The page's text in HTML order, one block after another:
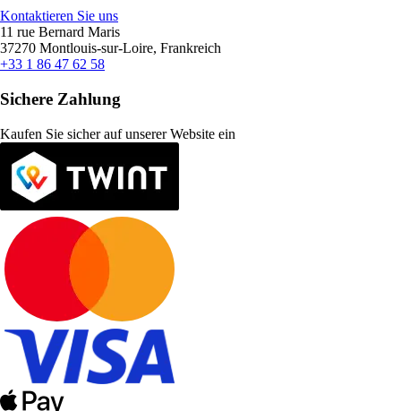
Kontaktieren Sie uns
11 rue Bernard Maris
37270 Montlouis-sur-Loire, Frankreich
+33 1 86 47 62 58
Sichere Zahlung
Kaufen Sie sicher auf unserer Website ein